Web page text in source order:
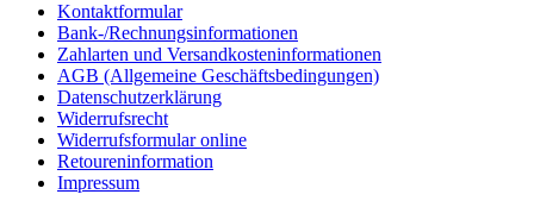
Kontaktformular
Bank-/Rechnungsinformationen
Zahlarten und Versandkosteninformationen
AGB (Allgemeine Geschäftsbedingungen)
Datenschutzerklärung
Widerrufsrecht
Widerrufsformular online
Retoureninformation
Impressum